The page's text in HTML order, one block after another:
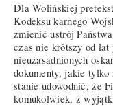
Dla Wolińskiej
Kodeksu karnego
zmienić ustrój
czas nie krótszy od
nieuzasadnionych
dokumenty, jakie
stanie udowodnić, że
komukolwiek, z